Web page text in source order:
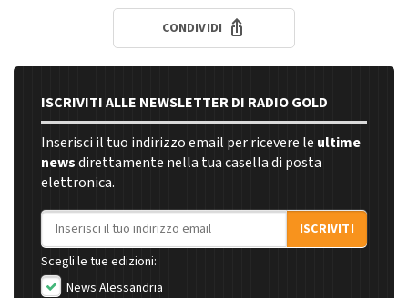
CONDIVIDI
ISCRIVITI ALLE NEWSLETTER DI RADIO GOLD
Inserisci il tuo indirizzo email per ricevere le ultime
newsdirettamente nella tua casella di posta
elettronica.
Indirizzo email
ISCRIVITI
Scegli le tue edizioni:
News Alessandria